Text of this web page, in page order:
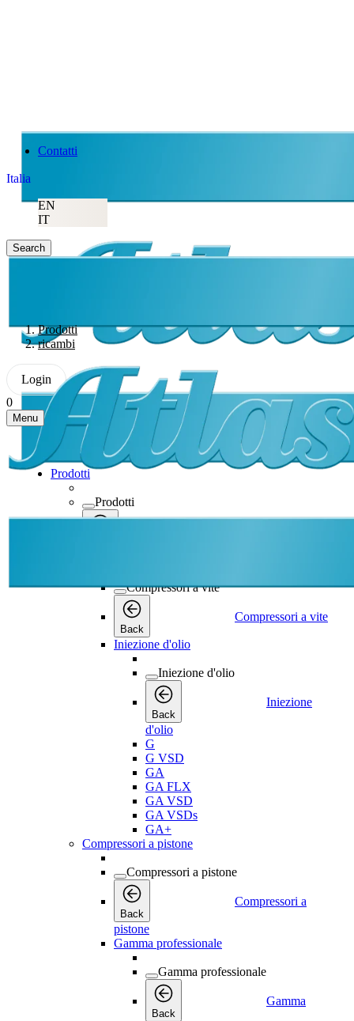
Contatti
Italia
EN
IT
Search
Prodotti
ricambi
Login
0
Menu
Prodotti
Prodotti
Compressori a vite
Back
Compressori a vite
Iniezione d'olio
Iniezione d'olio
Back
Iniezione
d'olio
G
G VSD
GA
GA FLX
GA VSD
GA VSDs
GA+
Compressori a pistone
Compressori a pistone
Back
Compressori a
pistone
Gamma professionale
Gamma professionale
Back
Gamma